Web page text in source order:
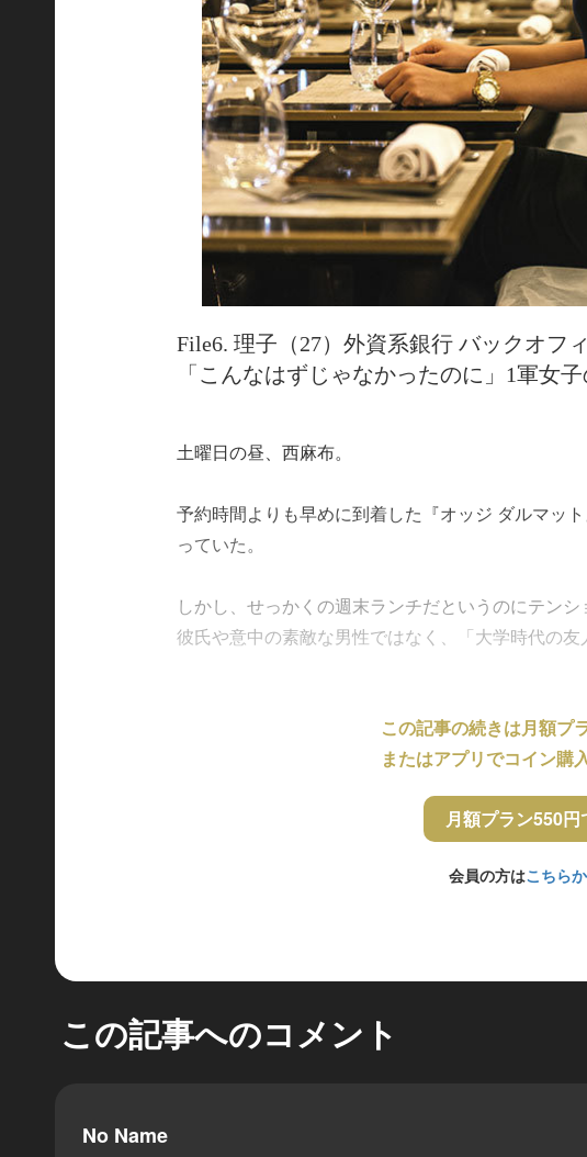
File6. 理子（27）外資系銀行 バックオフ
「こんなはずじゃなかったのに」1軍女
土曜日の昼、西麻布。
予約時間よりも早めに到着した『オッジ ダルマッ
っていた。
しかし、せっかくの週末ランチだというのにテン
彼氏や意中の素敵な男性ではなく、「大学時代の
この記事の続きは月額プ
またはアプリでコイン購
月額プラン550円
会員の方はこちら
この記事へのコメント
No Name